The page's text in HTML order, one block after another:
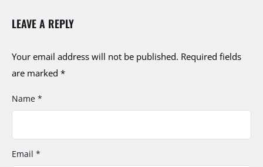
LEAVE A REPLY
Your email address will not be published. Required fields
are marked *
Name *
Email *